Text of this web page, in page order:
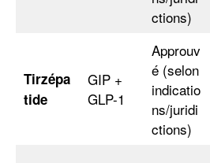
ctions)
Tirzépa
tide
GIP +
GLP-1
Approuv
é (selon
indicatio
ns/juridi
ctions)